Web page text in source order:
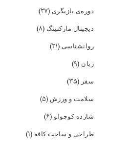
دوره‌ی بازیگری (۲۷)
دیجیتال مارکتینگ (۸)
روانشناسی (۲۱)
زبان (۹)
سفر (۳۵)
سلامت و ورزش (۵)
شازده کوچولو(۶)
طراحی و ساخت کافه (۱)